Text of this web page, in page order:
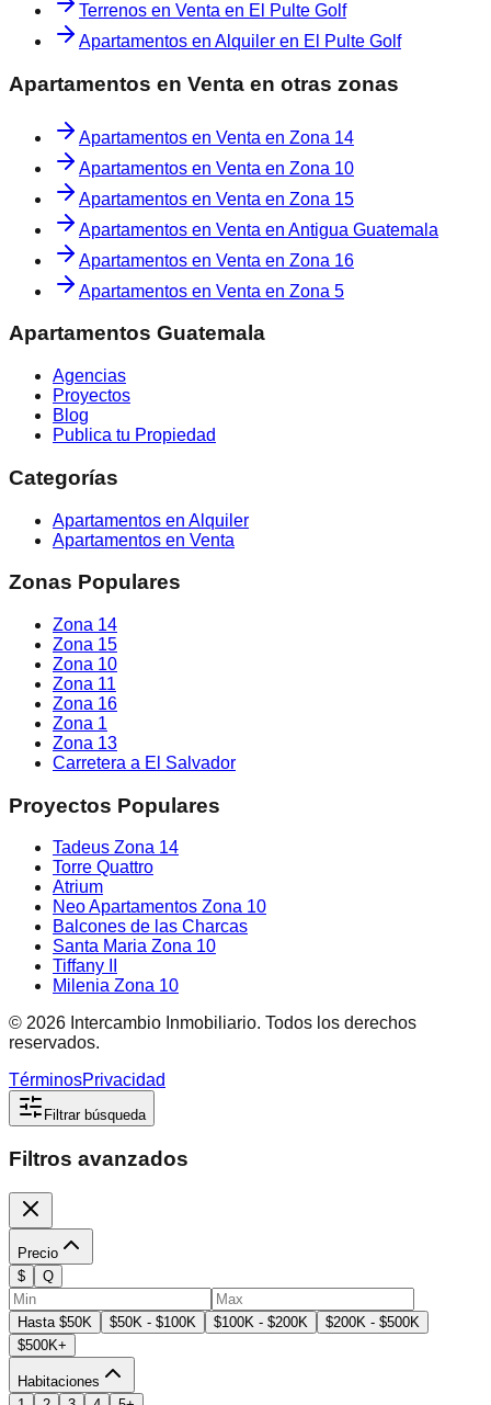
Terrenos en Venta en El Pulte Golf
Apartamentos en Alquiler en El Pulte Golf
Apartamentos en Venta en otras zonas
Apartamentos en Venta en Zona 14
Apartamentos en Venta en Zona 10
Apartamentos en Venta en Zona 15
Apartamentos en Venta en Antigua Guatemala
Apartamentos en Venta en Zona 16
Apartamentos en Venta en Zona 5
Apartamentos Guatemala
Agencias
Proyectos
Blog
Publica tu Propiedad
Categorías
Apartamentos en Alquiler
Apartamentos en Venta
Zonas Populares
Zona 14
Zona 15
Zona 10
Zona 11
Zona 16
Zona 1
Zona 13
Carretera a El Salvador
Proyectos Populares
Tadeus Zona 14
Torre Quattro
Atrium
Neo Apartamentos Zona 10
Balcones de las Charcas
Santa Maria Zona 10
Tiffany II
Milenia Zona 10
© 2026 Intercambio Inmobiliario. Todos los derechos
reservados.
TérminosPrivacidad
Filtrar búsqueda
Filtros avanzados
Precio
$
Q
Hasta $50K $50K - $100K $100K - $200K
$200K - $500K
$500K+
Habitaciones